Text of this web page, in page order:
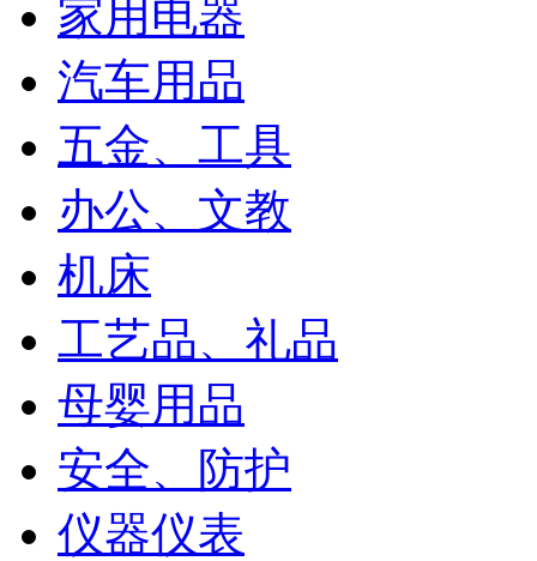
家用电器
汽车用品
五金、工具
办公、文教
机床
工艺品、礼品
母婴用品
安全、防护
仪器仪表